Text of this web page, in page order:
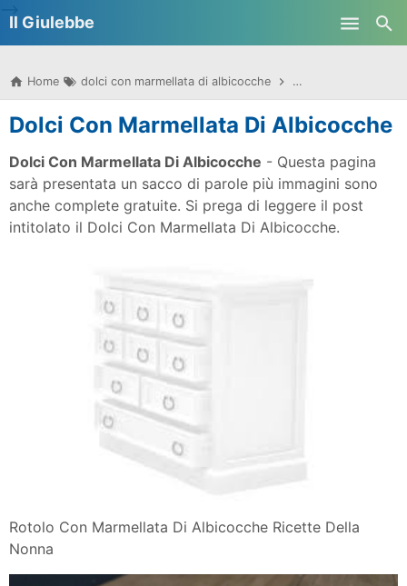
Il Giulebbe
Home dolci con marmellata di albicocche dolci con
Dolci Con Marmellata Di Albicocche
Dolci Con Marmellata Di Albicocche - Questa pagina
sarà presentata un sacco di parole più immagini sono
anche complete gratuite. Si prega di leggere il post
intitolato il Dolci Con Marmellata Di Albicocche.
Rotolo Con Marmellata Di Albicocche Ricette Della
Nonna